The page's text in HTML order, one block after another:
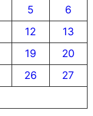
5
6
12
13
19
20
26
27